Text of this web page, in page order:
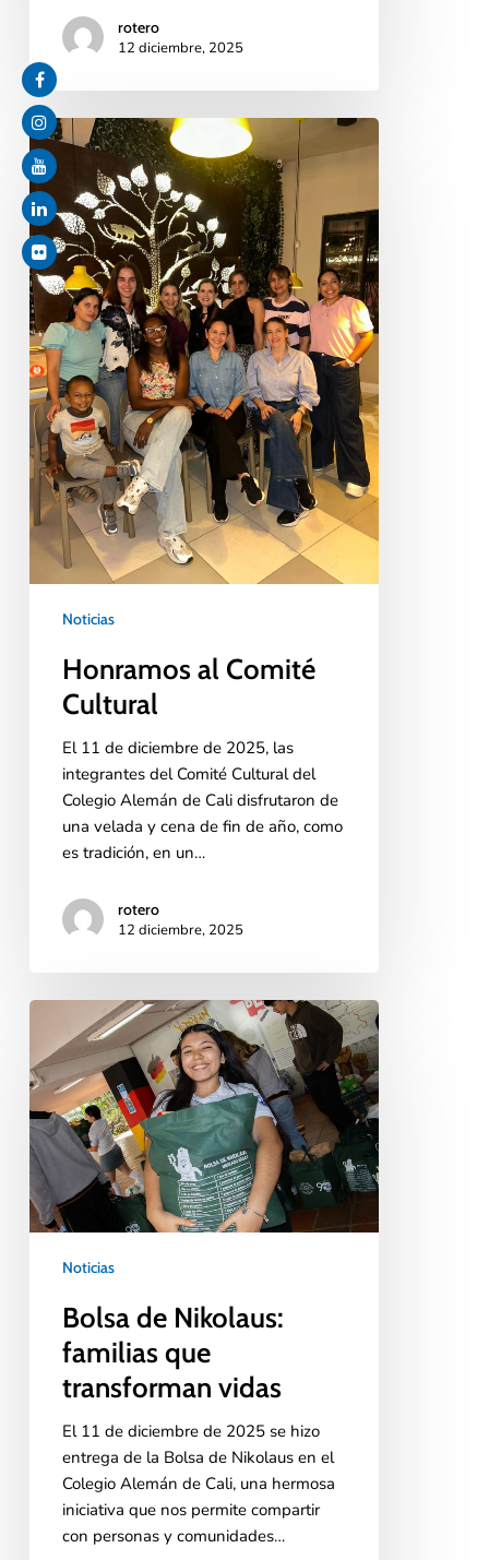
rotero
12 diciembre, 2025
Noticias
Honramos al Comité
Cultural
El 11 de diciembre de 2025, las
integrantes del Comité Cultural del
Colegio Alemán de Cali disfrutaron de
una velada y cena de fin de año, como
es tradición, en un…
rotero
12 diciembre, 2025
Noticias
Bolsa de Nikolaus:
familias que
transforman vidas
El 11 de diciembre de 2025 se hizo
entrega de la Bolsa de Nikolaus en el
Colegio Alemán de Cali, una hermosa
iniciativa que nos permite compartir
con personas y comunidades…